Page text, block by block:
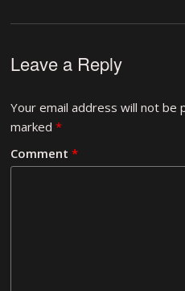
Leave a Reply
Your email address will not be
marked*
Comment*